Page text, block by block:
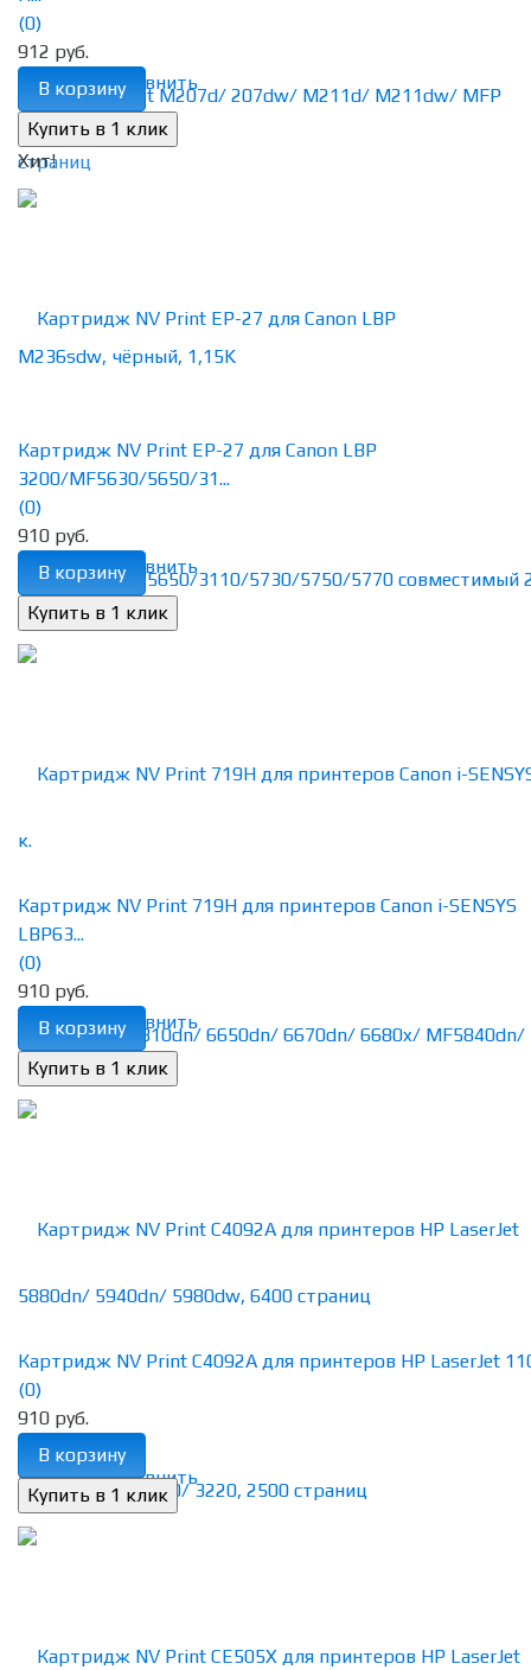
избранное сравнить
(0)
912 руб.
В корзину
Хит!
избранное сравнить
Картридж NV Print EP-27 для Canon LBP
3200/MF5630/5650/31...
(0)
910 руб.
В корзину
избранное сравнить
Картридж NV Print 719H для принтеров Canon i-SENSYS
LBP63...
(0)
910 руб.
В корзину
избранное сравнить
Картридж NV Print C4092A для принтеров HP LaserJet
(0)
910 руб.
В корзину